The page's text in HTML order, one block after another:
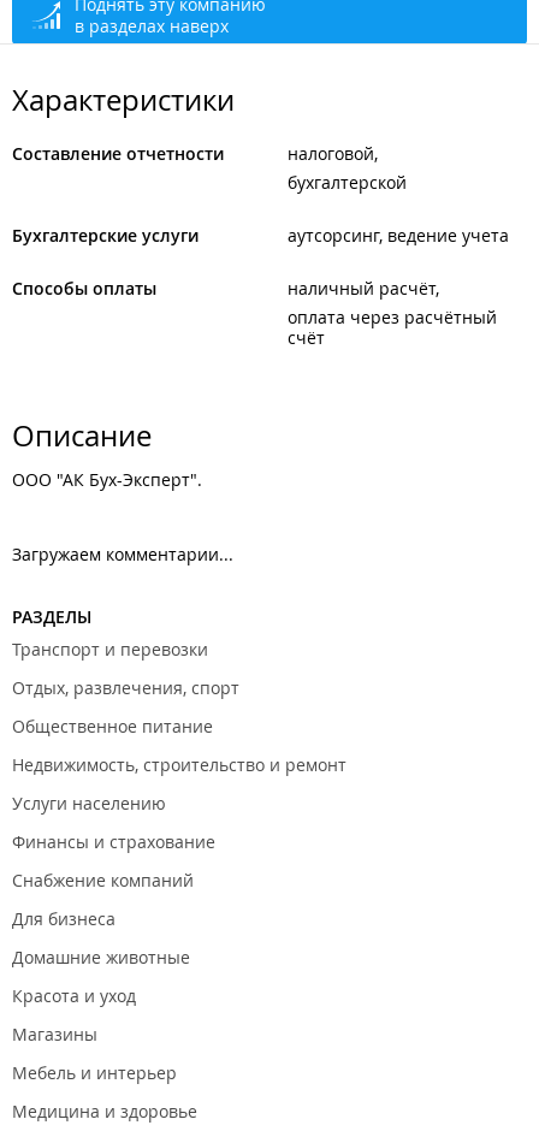
в разделах наверх
Характеристики
Составление отчетности
налоговой
бухгалтерской
Бухгалтерские услуги аутсорсинг, ведение учета
Способы оплаты
наличный расчёт
оплата через расчётный
счёт
Описание
ООО "АК Бух-Эксперт".
Загружаем комментарии...
РАЗДЕЛЫ
Транспорт и перевозки
Отдых, развлечения, спорт
Общественное питание
Недвижимость, строительство и ремонт
Услуги населению
Финансы и страхование
Снабжение компаний
Для бизнеса
Домашние животные
Красота и уход
Магазины
Мебель и интерьер
Медицина и здоровье